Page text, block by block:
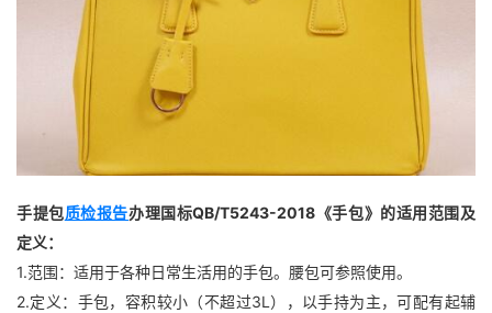
手提包质检报告办理国标QB/T5243-2018《手包》的适用范围及
定义：
1.范围：适用于各种日常生活用的手包。腰包可参照使用。
2.定义：手包，容积较小（不超过3L），以手持为主，可配有起辅